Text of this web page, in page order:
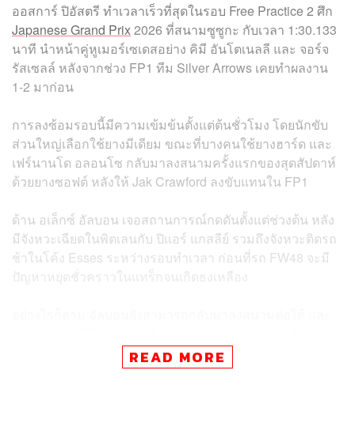
ออสการ์ ปิอัสตรี ทำเวลาเร็วที่สุดในรอบ Free Practice 2 ศึก
Japanese Grand Prix2026 ที่สนามซูซูกะ กับเวลา 1:30.133
นาที นำหน้าคู่หูเมอร์เซเดสอย่าง คิมี อันโตเนลลี และ จอร์จ
รัสเซลล์ หลังจากช่วง FP1 ทีม Silver Arrows เคยทำผลงาน
1-2 มาก่อน
การลงซ้อมรอบนี้มีความเข้มข้นตั้งแต่ต้นชั่วโมง โดยนักขับ
ส่วนใหญ่เลือกใช้ยางมีเดียม ขณะที่บางคนใช้ยางฮาร์ด และ
เฟร์นานโด อลอนโซ กลับมาลงสนามครั้งแรกของสุดสัปดาห์
ด้วยยางซอฟต์ หลังให้ Jak Crawford ลงขับแทนใน FP1
ด้าน อเล็กซ์ อัลบอน เจอสถานการณ์กดดันตั้งแต่ช่วงต้น หลัง
มีจังหวะเฉียดในพิตเลนกับ ปิแอร์ แกสลีย์ รวมถึงจังหวะติดรถ
ช้าในโค้ง Esses ระหว่างรอบทำเวลา ก่อนที่รถ FW48 จะมี
ปัญหาหยุดชั่วคราวในแทร็กจนเกิดธงเหลือง
ให้เห็นถึงพัฒนาการที่น่าสนใจก่อนเข้าสู่รอบ Qualifying ใน
READ MORE